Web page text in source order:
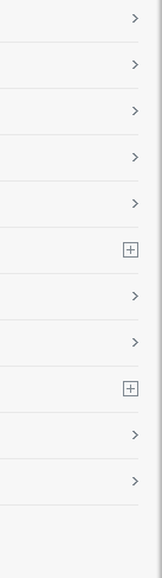
данных для связи
персональных